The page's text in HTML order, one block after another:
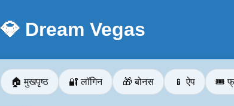
💎 Dream Vegas
🏠 मुखपृष्ठ 🔐 लॉगिन 🎁 बोनस 📱 ऐप 🎟️